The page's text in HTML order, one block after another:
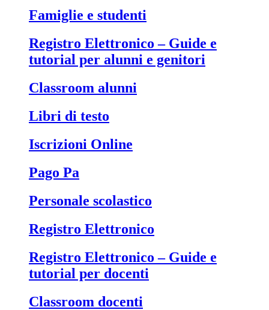
Famiglie e studenti
Registro Elettronico – Guide e
tutorial per alunni e genitori
Classroom alunni
Libri di testo
Iscrizioni Online
Pago Pa
Personale scolastico
Registro Elettronico
Registro Elettronico – Guide e
tutorial per docenti
Classroom docenti